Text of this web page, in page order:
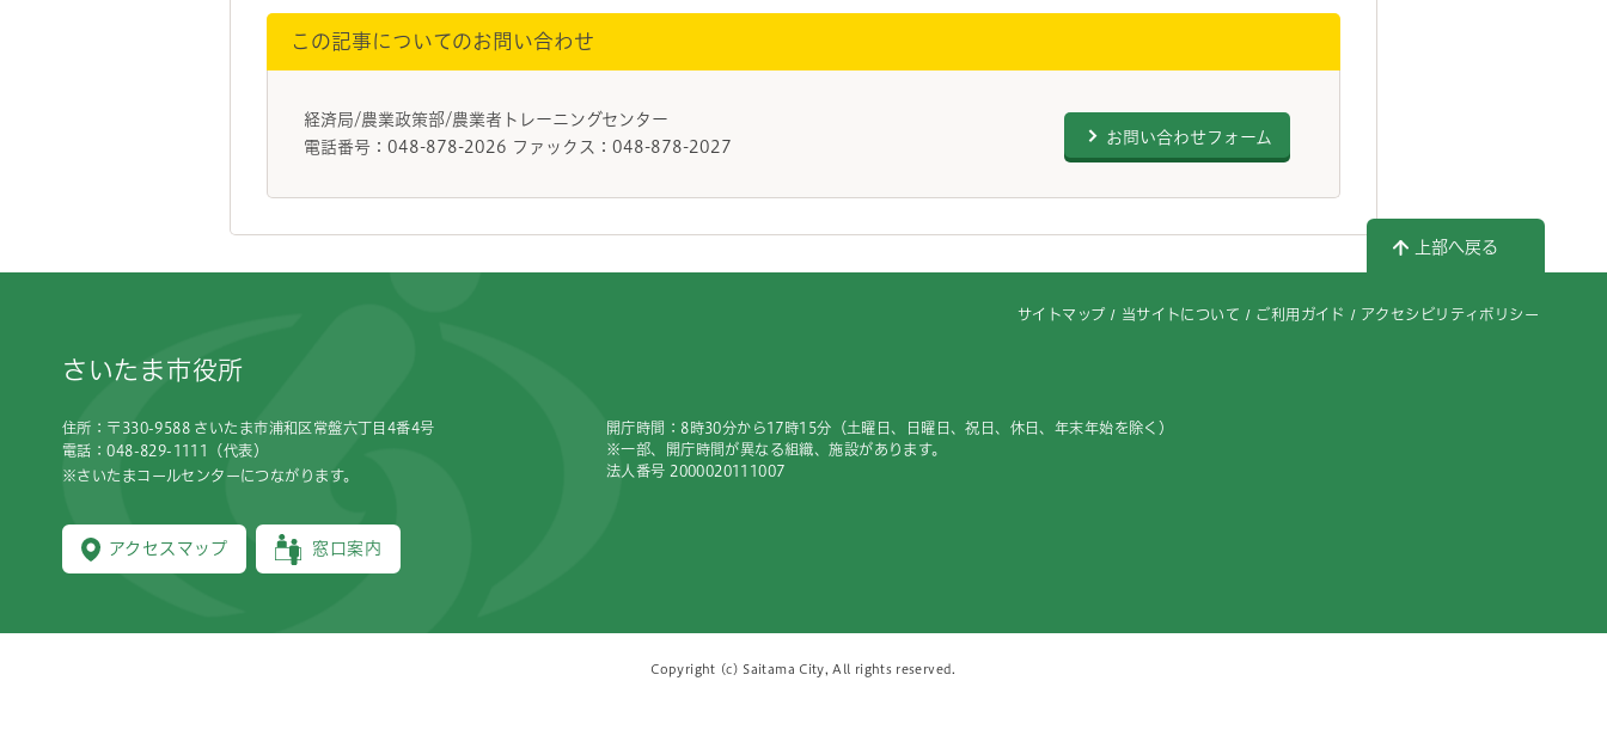
この記事についてのお問い合わせ
経済局/農業政策部/農業者トレーニングセンター
電話番号：048-878-2026 ファックス：048-878-2027
お問い合わせフォーム
上部へ戻る
サイトマップ 当サイトについて ご利用ガイド アクセシビリティポリシー
さいたま市役所
住所：〒330-9588 さいたま市浦和区常盤六丁目4番4号
電話：048-829-1111（代表）
※さいたまコールセンターにつながります。
アクセスマップ 窓口案内
開庁時間：8時30分から17時15分（土曜日、日曜日、祝日、休日、年末年始を除く）
※一部、開庁時間が異なる組織、施設があります。
法人番号 2000020111007
Copyright (c) Saitama City, All rights reserved.